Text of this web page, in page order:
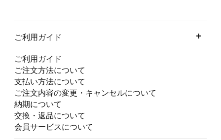
ご利用ガイド
ご利用ガイド
ご注文方法について
支払い方法について
ご注文内容の変更・キャンセルについて
納期について
交換・返品について
会員サービスについて